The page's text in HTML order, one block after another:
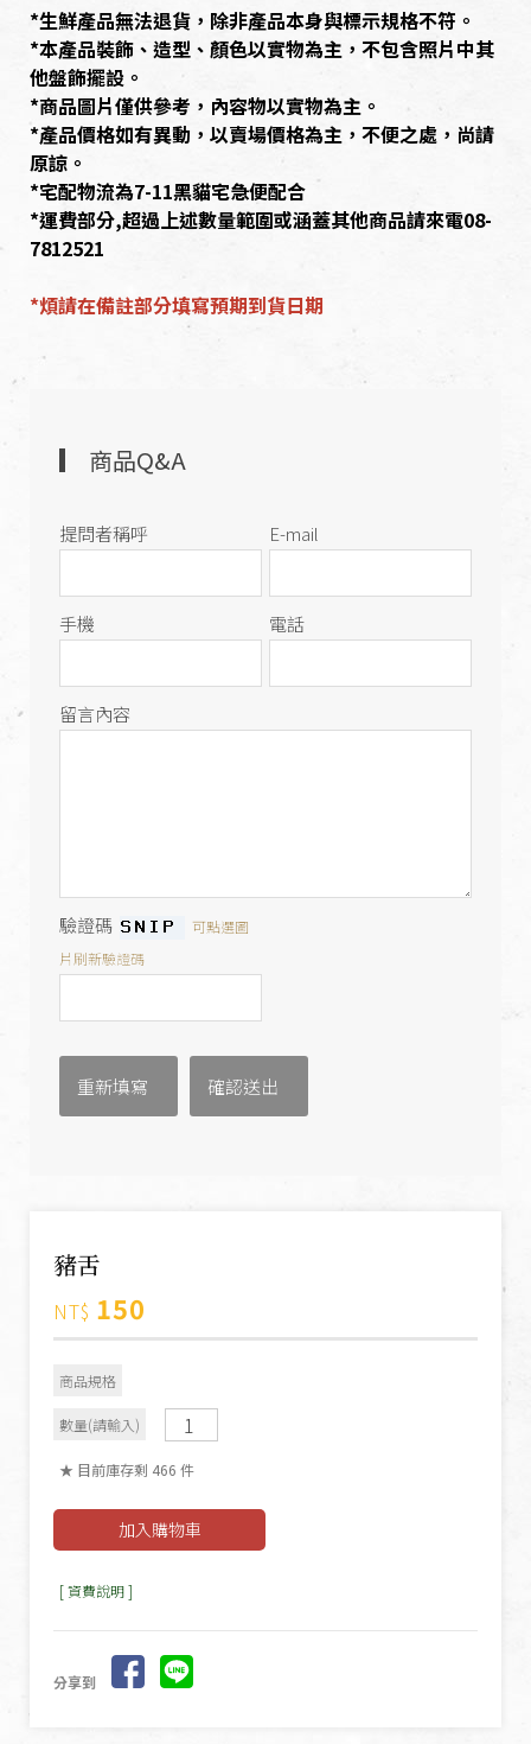
*生鮮產品無法退貨，除非產品本身與標示規格不符。
*本產品裝飾、造型、顏色以實物為主，不包含照片中其
他盤飾擺設。
*商品圖片僅供參考，內容物以實物為主。
*產品價格如有異動，以賣場價格為主，不便之處，尚請
原諒。
*宅配物流為7-11黑貓宅急便配合
*運費部分,超過上述數量範圍或涵蓋其他商品請來電08-
7812521
*煩請在備註部分填寫預期到貨日期
商品Q&A
提問者稱呼 E-mail
手機 電話
留言內容
驗證碼
可點選圖
片刷新驗證碼
豬舌
NT$ 150
商品規格
數量(請輸入)
★ 目前庫存剩 466 件
[ 資費說明 ]
分享到